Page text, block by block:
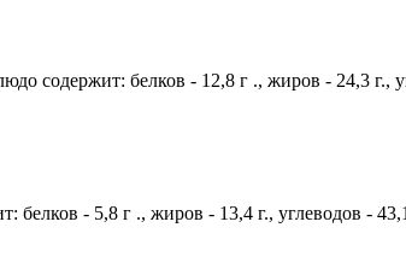
содержит: белков - 12,8 г ., жиров - 24,3 г.,
- 5,8 г ., жиров - 13,4 г., углеводов -